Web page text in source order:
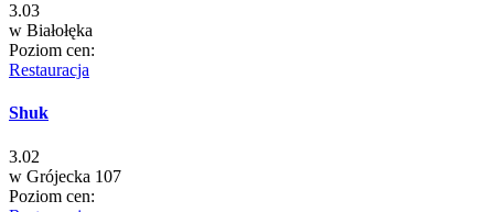
3.03
w Białołęka
Poziom cen:
Restauracja
Shuk
3.02
w Grójecka 107
Poziom cen: